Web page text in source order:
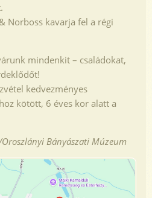
Norboss kavarja fel a régi
mindenkit – családokat,
kedvezményes
kötött, 6 éves kor alatt a
Bányászati Múzeum